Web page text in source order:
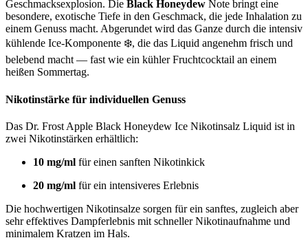
Geschmacksexplosion. Die Black Honeydew Note bringt eine
besondere, exotische Tiefe in den Geschmack, die jede Inhalation zu
einem Genuss macht. Abgerundet wird das Ganze durch die intensiv
kühlende Ice-Komponente ❄️, die das Liquid angenehm frisch und
belebend macht — fast wie ein kühler Fruchtcocktail an einem
heißen Sommertag.
Nikotinstärke für individuellen Genuss
Das Dr. Frost Apple Black Honeydew Ice Nikotinsalz Liquid ist in
zwei Nikotinstärken erhältlich:
10 mg/ml für einen sanften Nikotinkick
20 mg/ml für ein intensiveres Erlebnis
Die hochwertigen Nikotinsalze sorgen für ein sanftes, zugleich aber
sehr effektives Dampferlebnis mit schneller Nikotinaufnahme und
minimalem Kratzen im Hals.